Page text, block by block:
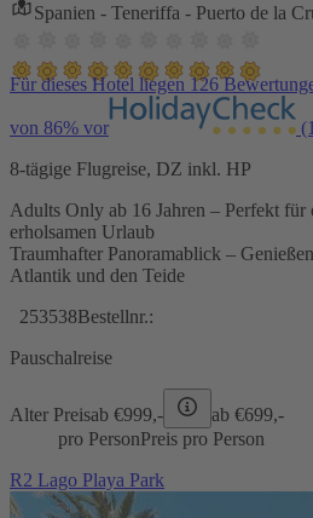
Spanien - Teneriffa - Puerto de la
Für dieses Hotel liegen 126
von 86% vor
8-tägige Flugreise, DZ inkl. HP
Adults Only ab 16 Jahren – Perfekt für
erholsamen Urlaub
Traumhafter Panoramablick –
Atlantik und den Teide
253538Bestellnr.:
Pauschalreise
Alter Preisab €999,- ab €699,-
pro PersonPreis pro Person
R2 Lago Playa Park